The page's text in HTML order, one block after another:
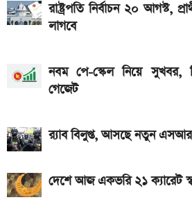
একটু পর শুরু, চেলসি ও জুভেন্টাস
লাইভ
গ্যাসের দাম নিয়ে সুখবর, যা জানাল
আজকের সকল দেশের টাকার রেট: ০৫
আসছে টানা ৫ দিনের বৃষ্টি!
রাষ্ট্রপতি নির্বাচন ২০ আগস্ট,
লাগবে
নবম পে-স্কেল নিয়ে সুখবর,
গেজেট
র‍্যাব বিলুপ্ত, আসছে নতুন
দেশে আজ একভরি ২১ ক্যারেট